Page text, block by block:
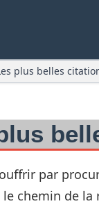
plus belles
par
le chemin de la